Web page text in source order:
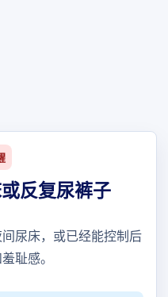
反复尿裤子
尿床，或已经能控制后
耻感。